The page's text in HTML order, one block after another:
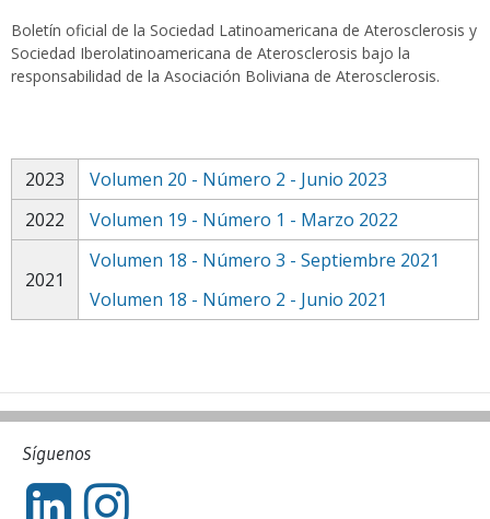
Boletín oficial de la Sociedad Latinoamericana de Aterosclerosis y
Sociedad Iberolatinoamericana de Aterosclerosis bajo la
responsabilidad de la Asociación Boliviana de Aterosclerosis.
2023
Volumen 20 - Número 2 - Junio 2023
2022
Volumen 19 - Número 1 - Marzo 2022
2021
Volumen 18 - Número 3 - Septiembre 2021
Volumen 18 - Número 2 - Junio 2021
Síguenos